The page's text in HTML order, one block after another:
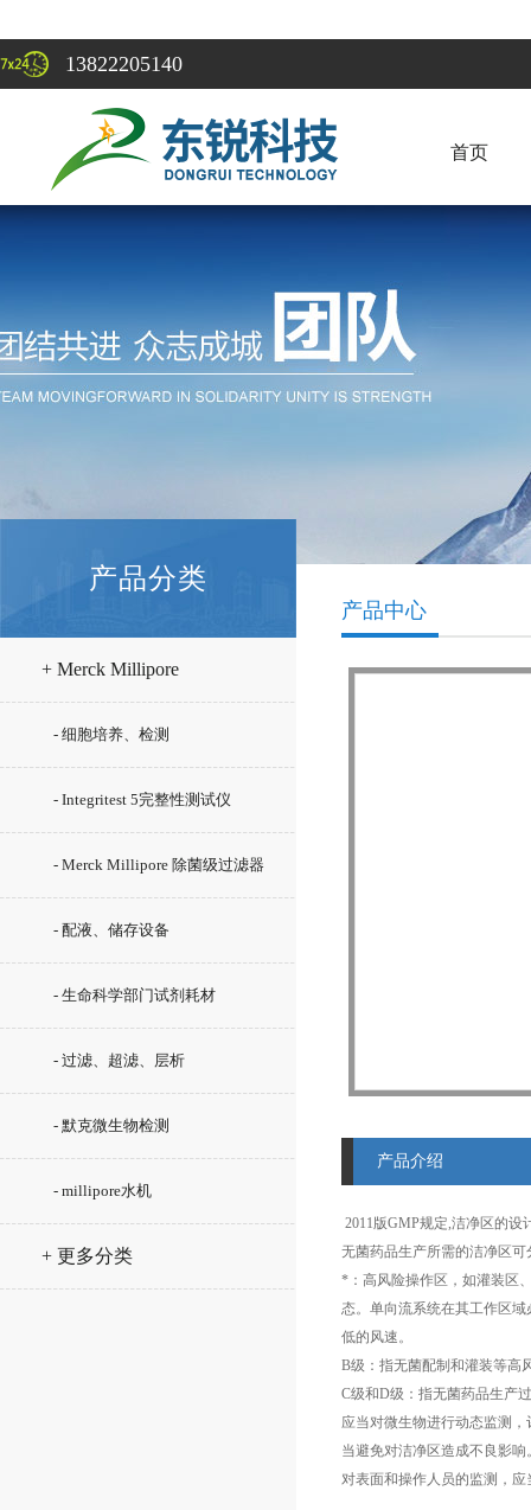
13822205140
首页
产品分类
+ Merck Millipore
- 细胞培养、检测
- Integritest 5完整性测试仪
- Merck Millipore 除菌级过滤器
- 配液、储存设备
- 生命科学部门试剂耗材
- 过滤、超滤、层析
- 默克微生物检测
- millipore水机
+ 更多分类
产品中心
产品介绍
2011版GMP规定,洁净区的设
无菌药品生产所需的洁净区可
*：高风险操作区，如灌装区
态。单向流系统在其工作区
低的风速。
B级：指无菌配制和灌装等高
C级和D级：指无菌药品生产
应当对微生物进行动态监测
当避免对洁净区造成不良影
对表面和操作人员的监测，